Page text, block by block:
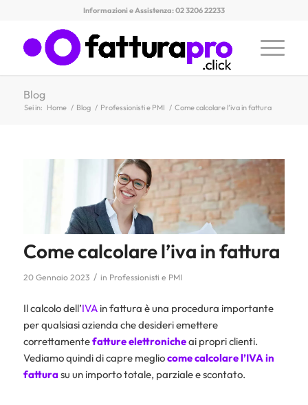
Informazioni e Assistenza: 02 3206 22233
Blog
Sei in: Home / Blog / Professionisti e PMI / Come calcolare l’iva in fattura
Come calcolare l’iva in fattura
20 Gennaio 2023 / in Professionisti e PMI
Il calcolo dell’IVAin fattura è una procedura importante
per qualsiasi azienda che desideri emettere
correttamentefatture elettronicheai propri clienti.
Vediamo quindi di capre megliocome calcolare l’IVA in
fatturasu un importo totale, parziale e scontato.